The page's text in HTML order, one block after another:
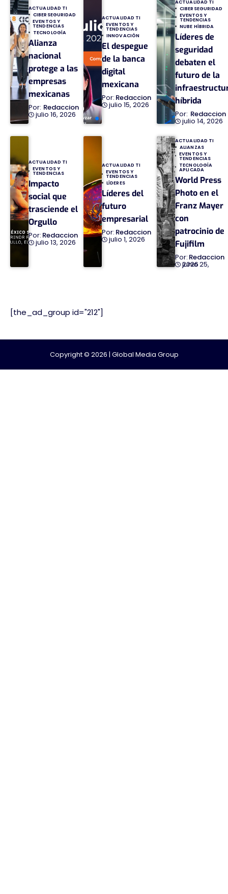
ACTUALIDAD TI
CIBERSEGURIDAD
EVENTOS Y
TENDENCIAS
TECNOLOGÍA
Alianza
nacional
protege a las
empresas
mexicanas
Redaccion
julio 16, 2026
ACTUALIDAD TI
EVENTOS Y
TENDENCIAS
INNOVACIÓN
El despegue
de la banca
digital
mexicana
Redaccion
julio 15, 2026
ACTUALIDAD TI
CIBERSEGURIDAD
EVENTOS Y
TENDENCIAS
NUBE HÍBRIDA
Líderes de
seguridad
debaten el
futuro de la
híbrida
Redaccion
julio 14, 2026
ACTUALIDAD TI
EVENTOS Y
TENDENCIAS
Impacto
social que
trasciende el
Orgullo
Redaccion
julio 13, 2026
ACTUALIDAD TI
EVENTOS Y
TENDENCIAS
LÍDERES
Líderes del
futuro
empresarial
Redaccion
julio 1, 2026
ACTUALIDAD TI
ALIANZAS
EVENTOS Y
TENDENCIAS
TECNOLOGÍA
APLICADA
World Press
Photo en el
Franz Mayer
con
patrocinio de
Fujifilm
Redaccion
junio 25, 2026
[the_ad_group id="212"]